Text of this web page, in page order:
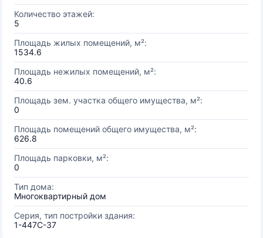
Количество этажей:
5
Площадь жилых помещений, м²:
1534.6
Площадь нежилых помещений, м²:
40.6
Площадь зем. участка общего имущества, м²:
0
Площадь помещений общего имущества, м²:
626.8
Площадь парковки, м²:
0
Тип дома:
Многоквартирный дом
Серия, тип постройки здания:
1-447С-37